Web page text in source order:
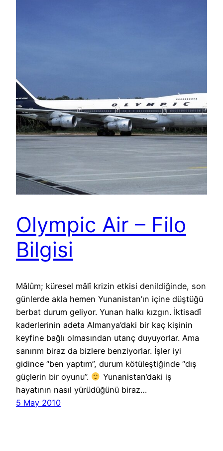
Olympic Air – Filo
Bilgisi
Mâlûm; küresel mâlî krizin etkisi denildiğinde, son
günlerde akla hemen Yunanistan’ın içine düştüğü
berbat durum geliyor. Yunan halkı kızgın. İktisadî
kaderlerinin adeta Almanya’daki bir kaç kişinin
keyfine bağlı olmasından utanç duyuyorlar. Ama
sanırım biraz da bizlere benziyorlar. İşler iyi
gidince “ben yaptım”, durum kötüleştiğinde “dış
güçlerin bir oyunu”.
Yunanistan’daki iş
hayatının nasıl yürüdüğünü biraz…
5 May 2010